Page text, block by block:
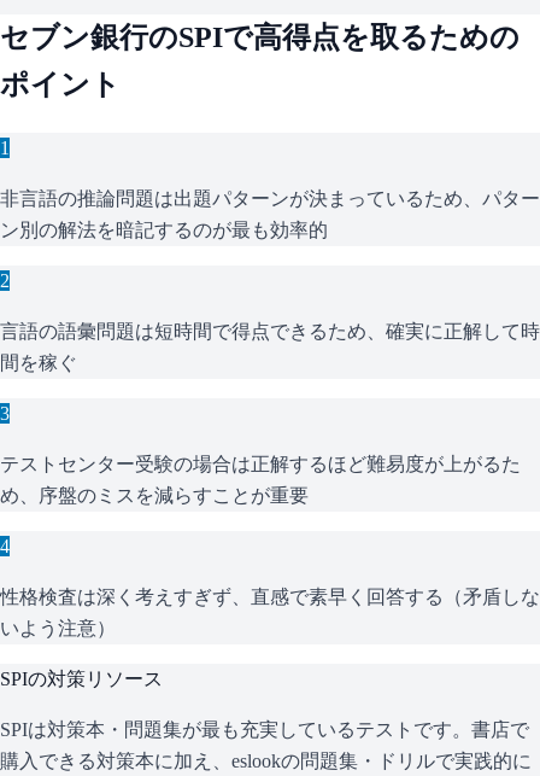
セブン銀行のSPIで高得点を取るための
ポイント
1
非言語の推論問題は出題パターンが決まっているため、パター
ン別の解法を暗記するのが最も効率的
2
言語の語彙問題は短時間で得点できるため、確実に正解して時
間を稼ぐ
3
テストセンター受験の場合は正解するほど難易度が上がるた
め、序盤のミスを減らすことが重要
4
性格検査は深く考えすぎず、直感で素早く回答する（矛盾しな
いよう注意）
SPIの対策リソース
SPIは対策本・問題集が最も充実しているテストです。書店で
購入できる対策本に加え、eslookの問題集・ドリルで実践的に